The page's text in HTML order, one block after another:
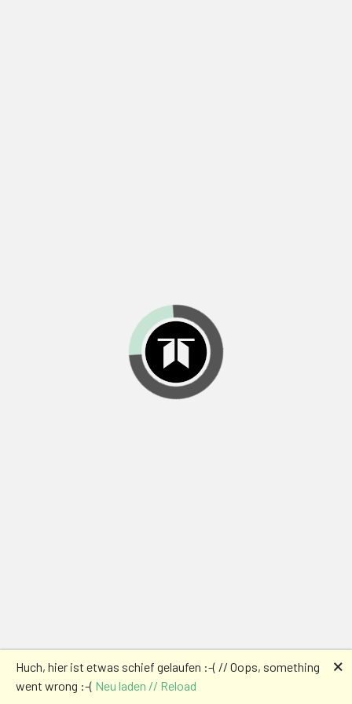
Huch, hier ist etwas schief gelaufen :-( // Oops, something
went wrong :-( Neu laden // Reload
🗙